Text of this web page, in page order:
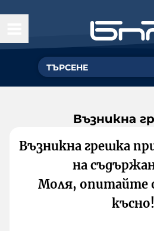
Възникна
Възникна грешка
на
Моля, опитайте
късно!